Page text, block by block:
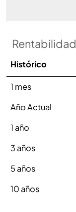
Rentabilidad
Histórico
1 mes
Año Actual
1 año
3 años
5 años
10 años